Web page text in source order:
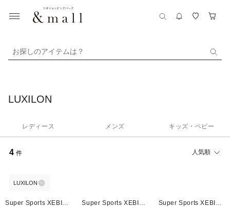
お探しのアイテムは？
LUXILON
レディース メンズ キッズ・ベビー
4 件 人気順
LUXILON
Super Sports XEBIO
Super Sports XEBIO
Super Sports XEBIO